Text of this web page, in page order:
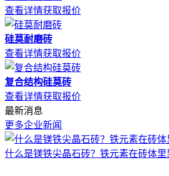
查看详情获取报价
硅莫耐磨砖
查看详情获取报价
复合结构硅莫砖
查看详情获取报价
最新消息
更多企业新闻
什么是镁铁尖晶石砖？铁元素在砖体里